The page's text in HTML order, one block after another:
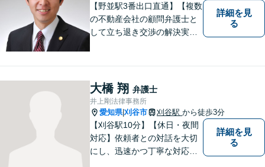
【野並駅3番出口直通】【複数
の不動産会社の顧問弁護士と
して立ち退き交渉の解決実績
被害者側に限る）、離婚、企
業及び個人事業主の顧問に関
する相談は初回相談無料で
す。
詳細を見
る
大橋 翔 弁護士
井上剛法律事務所
愛知県|刈谷市 刈谷駅 から徒歩3分
【刈谷駅10分】【休日・夜間
対応】依頼者との対話を大切
にし、迅速かつ丁寧な対応を
詳細を見
る